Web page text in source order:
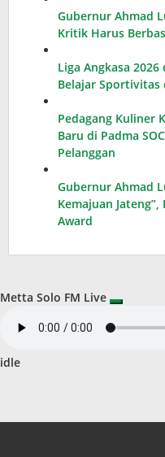
Gubernur Ahmad
Kritik Harus
Liga Angkasa
Belajar Sportivitas
Pedagang Kuliner
Baru di Padma
Pelanggan
Gubernur Ahmad
Kemajuan
Award
Metta Solo FM Live
idle